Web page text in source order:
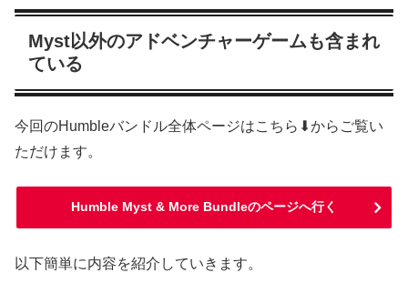
Myst以外のアドベンチャーゲームも含まれ
ている
今回のHumbleバンドル全体ページはこちら⬇からご覧い
ただけます。
Humble Myst & More Bundleのページへ行く
以下簡単に内容を紹介していきます。